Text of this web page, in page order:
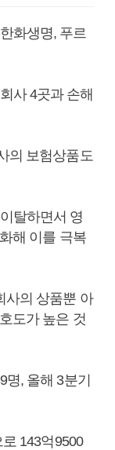
화생명, 푸르
사 4곳과 손해
의 보험상품도
탈하면서 영
해 이를 극복
사의 상품뿐 아
도가 높은 것
, 올해 3분기
143억9500